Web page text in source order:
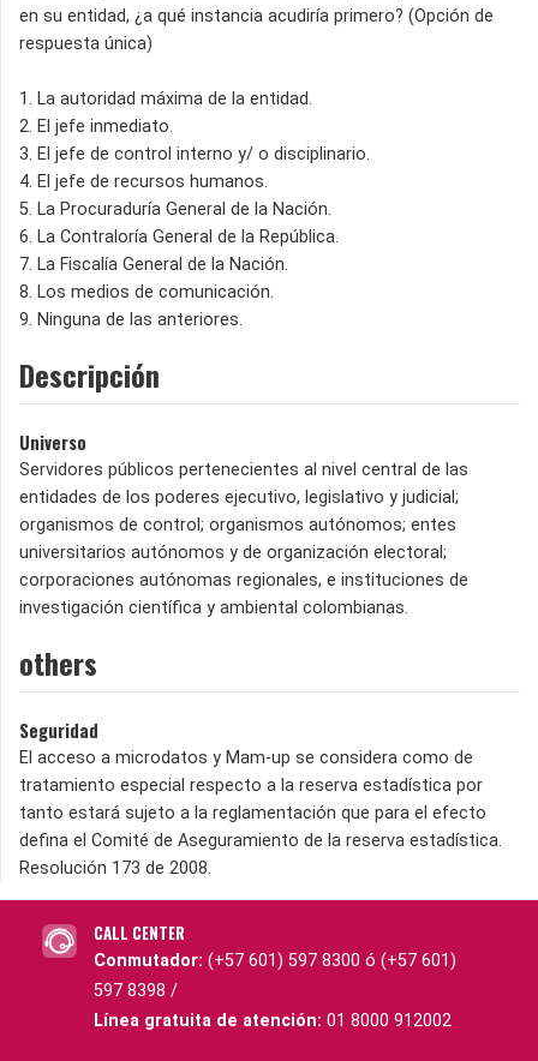
en su entidad, ¿a qué instancia acudiría primero? (Opción de
respuesta única)
1. La autoridad máxima de la entidad.
2. El jefe inmediato.
3. El jefe de control interno y/ o disciplinario.
4. El jefe de recursos humanos.
5. La Procuraduría General de la Nación.
6. La Contraloría General de la República.
7. La Fiscalía General de la Nación.
8. Los medios de comunicación.
9. Ninguna de las anteriores.
Descripción
Universo
Servidores públicos pertenecientes al nivel central de las
entidades de los poderes ejecutivo, legislativo y judicial;
organismos de control; organismos autónomos; entes
universitarios autónomos y de organización electoral;
corporaciones autónomas regionales, e instituciones de
investigación científica y ambiental colombianas.
others
Seguridad
El acceso a microdatos y Mam-up se considera como de
tratamiento especial respecto a la reserva estadística por
tanto estará sujeto a la reglamentación que para el efecto
defina el Comité de Aseguramiento de la reserva estadística.
Resolución 173 de 2008.
CALL CENTER
Conmutador: (+57 601) 597 8300 ó (+57 601)
597 8398 /
Línea gratuita de atención: 01 8000 912002